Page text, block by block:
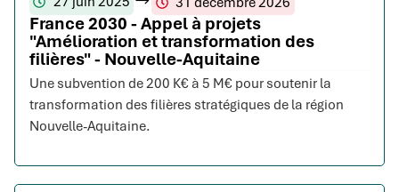
France 2030 - Appel à projets
"Amélioration et transformation des
filières" - Nouvelle-Aquitaine
Une subvention de 200 K€ à 5 M€ pour soutenir la
transformation des filières stratégiques de la région
Nouvelle-Aquitaine.